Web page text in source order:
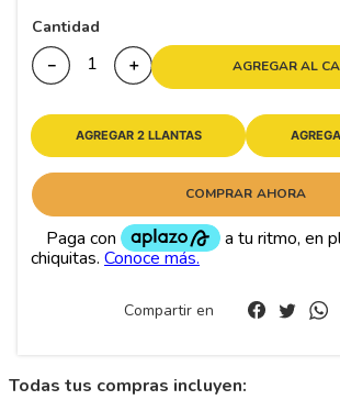
Cantidad
＋
－ AGREGAR AL
AGREGAR 2 LLANTAS
COMPRAR AHORA
Compartir en
Todas tus compras incluyen: